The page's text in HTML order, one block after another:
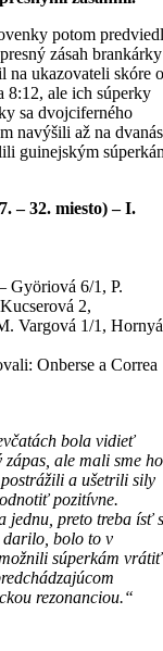
potom
zásah brankárky
na ukazovateli skóre o
ale ich súperky
sa dvojciferného
navýšili až na
guinejským
– 32. miesto) – I.
Györiová 6/1, P.
2,
Vargová 1/1,
Onberse a Correa
bola vidieť
ale mali sme ho
a ušetrili sily
pozitívne.
jednu, preto treba ísť s
darilo, bolo to v
súperkám vrátiť
rezonanciou.“